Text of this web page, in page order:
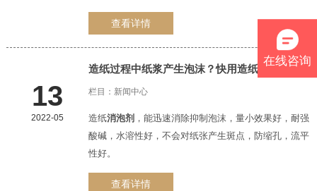
查看详情
13
2022-05
造纸过程中纸浆产生泡沫？快用造纸 消泡剂
栏目： 新闻中心
造纸消泡剂 ，能迅速消除抑制泡沫，量小效果好，耐强
酸碱，水溶性好，不会对纸张产生斑点，防缩孔，流平
性好。
查看详情
在线咨询